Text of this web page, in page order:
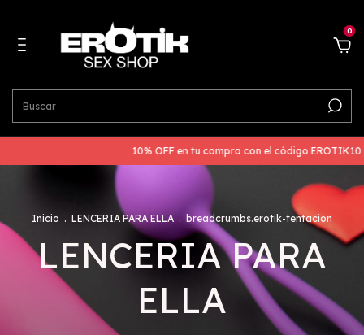
0
10% OFF en tu compra con el código EROTIK10 si nos
Inicio . LENCERIA PARA ELLA . breadcrumbs.erotik-tentacion
LENCERIA PARA
ELLA